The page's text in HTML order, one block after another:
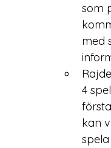
som
med
4
kan